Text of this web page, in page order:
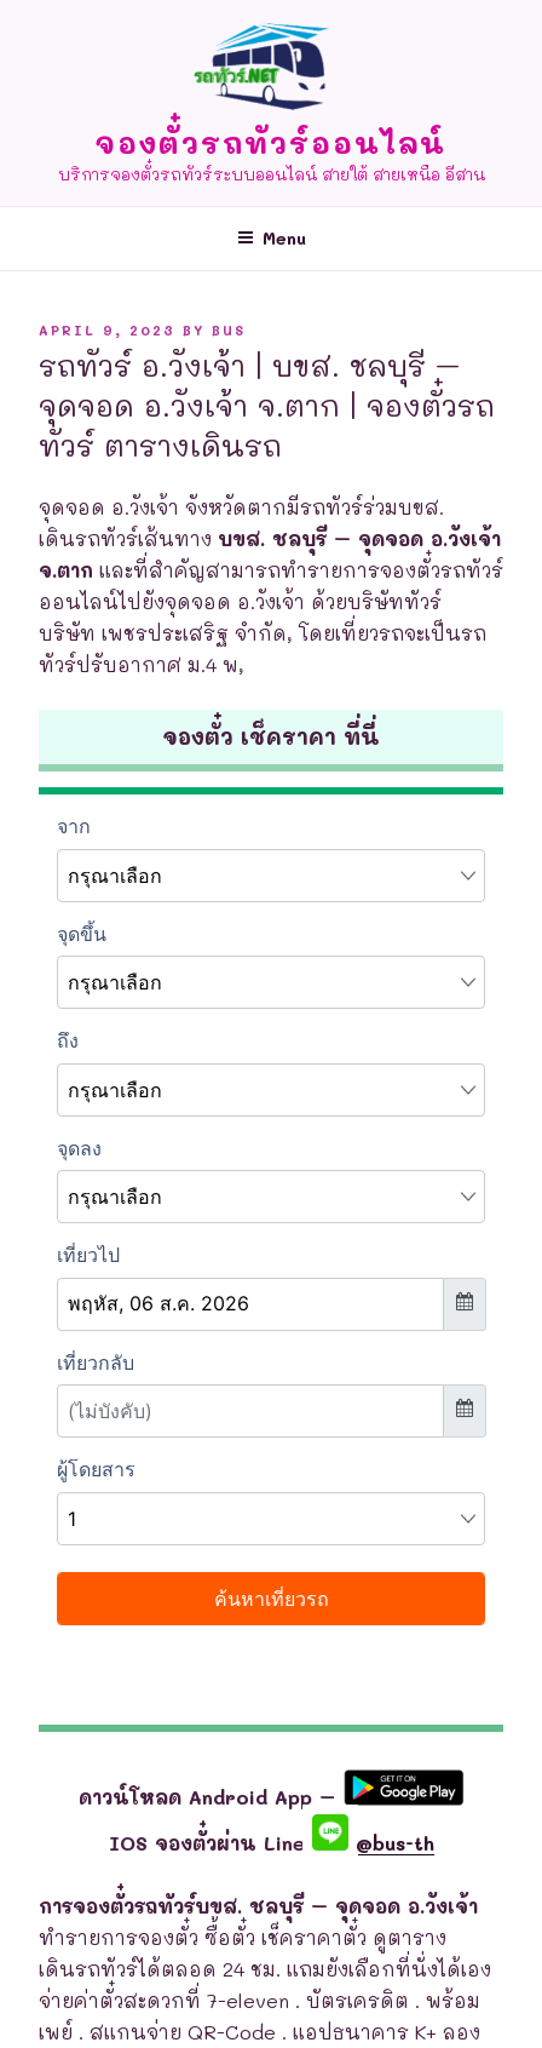
จองตั๋วรถทัวร์ออนไลน์
บริการจองตั๋วรถทัวร์ระบบออนไลน์ สายใต้ สายเหนือ อีสาน
Menu
POSTED
APRIL 9, 2023 BY BUS
รถทัวร์ อ.วังเจ้า | บขส. ชลบุรี –
จุดจอด อ.วังเจ้า จ.ตาก | จองตั๋วรถ
ทัวร์ ตารางเดินรถ
จุดจอด อ.วังเจ้า จังหวัดตากมีรถทัวร์ร่วมบขส.
เดินรถทัวร์เส้นทาง บขส. ชลบุรี – จุดจอด อ.วังเจ้า
จ.ตาก และที่สำคัญสามารถทำรายการจองตั๋วรถทัวร์
ออนไลน์ไปยังจุดจอด อ.วังเจ้า ด้วยบริษัททัวร์
บริษัท เพชรประเสริฐ จำกัด, โดยเที่ยวรถจะเป็นรถ
ทัวร์ปรับอากาศ ม.4 พ,
จองตั๋ว เช็คราคา ที่นี่
ดาวน์โหลด Android App –
IOS จองตั๋วผ่าน Line
@bus-th
การจองตั๋วรถทัวร์บขส. ชลบุรี – จุดจอด อ.วังเจ้า
ทำรายการจองตั๋ว ซื้อตั๋ว เช็คราคาตั๋ว ดูตาราง
เดินรถทัวร์ได้ตลอด 24 ชม. แถมยังเลือกที่นั่งได้เอง
จ่ายค่าตั๋วสะดวกที่ 7-eleven . บัตรเครดิต . พร้อม
เพย์ . สแกนจ่าย QR-Code . แอปธนาคาร K+ ลอง